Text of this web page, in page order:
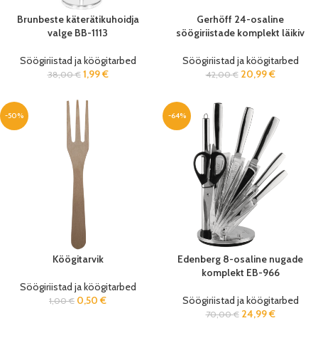
Brunbeste käterätikuhoidja
valge BB-1113
Söögiriistad ja köögitarbed
38,00€ 1,99€
Gerhöff 24-osaline
söögiriistade komplekt läikiv
Söögiriistad ja köögitarbed
42,00€ 20,99€
-50%
Köögitarvik
Söögiriistad ja köögitarbed
1,00€ 0,50 €
-64%
Edenberg 8-osaline nugade
komplekt EB-966
Söögiriistad ja köögitarbed
70,00€ 24,99€